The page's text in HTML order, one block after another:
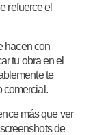
refuerce el
hacen con
tu obra en el
te
comercial.
más que ver
de